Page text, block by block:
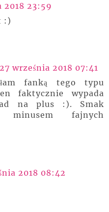
2018 23:59
:)
27 września 2018 07:41
fanką tego typu
faktycznie wypada
na plus :). Smak
minusem fajnych
2018 08:42